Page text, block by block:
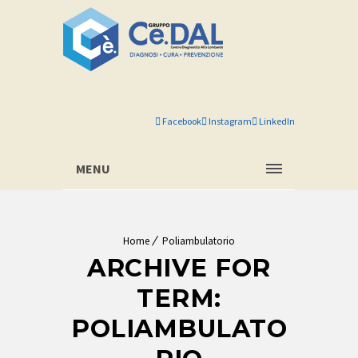
Facebook Instagram LinkedIn
MENU
Home Poliambulatorio
ARCHIVE FOR
TERM:
POLIAMBULATO